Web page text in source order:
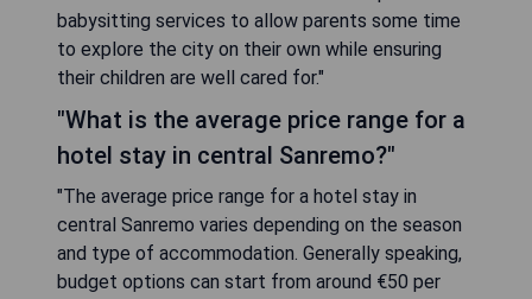
babysitting services to allow parents some time
to explore the city on their own while ensuring
their children are well cared for."
"What is the average price range for a
hotel stay in central Sanremo?"
"The average price range for a hotel stay in
central Sanremo varies depending on the season
and type of accommodation. Generally speaking,
budget options can start from around €50 per